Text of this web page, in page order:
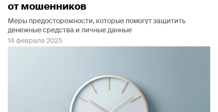
от мошенников
Меры предосторожности, которые помогут защитить
денежные средства и личные данные
14 февраля 2025